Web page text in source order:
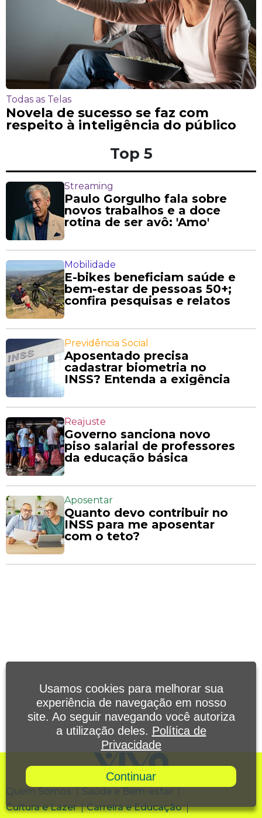
Todas as Telas
Novela de sucesso se faz com
respeito à inteligência do público
Top 5
Streaming
Paulo Gorgulho fala sobre
novos trabalhos e a doce
rotina de ser avô: 'Amo'
Mobilidade
E-bikes beneficiam saúde e
bem-estar de pessoas 50+;
confira pesquisas e relatos
Previdência Social
Aposentado precisa
cadastrar biometria no
INSS? Entenda a exigência
Reajuste
Governo sanciona novo
piso salarial de professores
da educação básica
Aposentar
Quanto devo contribuir no
INSS para me aposentar
com o teto?
Quem Somos
Saúde e Bem-estar
Cultura e Lazer
Carreira e Educação
Usamos cookies para melhorar sua
experiência de navegação em nosso
site. Ao seguir navegando você autoriza
a utilização deles. Política de
Privacidade
Continuar